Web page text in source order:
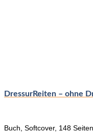
DressurReiten – ohne
Buch, Softcover, 148